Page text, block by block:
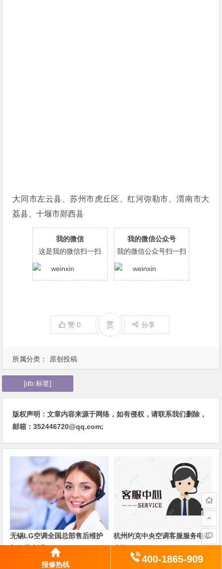
所属分类： 原创投稿
大同市左云县、苏州市虎丘区、红河弥勒市、渭南市大
荔县、十堰市郧西县
我的微信
这是我的微信扫一扫
我的微信公众号
我的微信公众号扫一扫
赞0 赏 分享
[db:标签]
版权声明：文章内容来源于网络，如有侵权，请联系我们删除，
邮箱：352446720@qq.com;
无锡LG空调全国总部售后维护
杭州约克中央空调客服服务电话
报修热线 400-1865-909